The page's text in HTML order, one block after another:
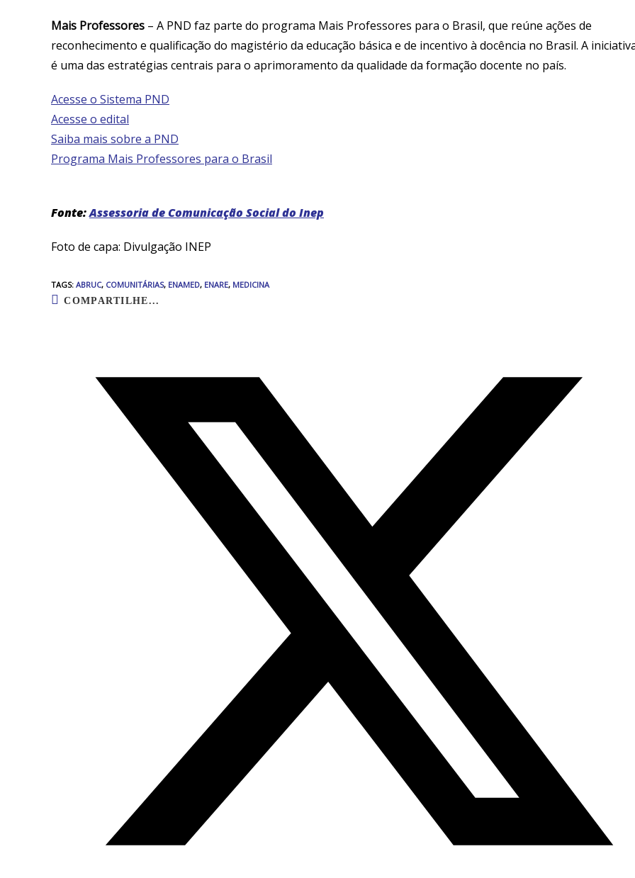
Mais Professores – A PND faz parte do programa Mais Professores para o Brasil, que reúne ações de
reconhecimento e qualificação do magistério da educação básica e de incentivo à docência no Brasil. A
é uma das estratégias centrais para o aprimoramento da qualidade da formação docente no país.
Acesse o Sistema PND
Acesse o edital
Saiba mais sobre a PND
Programa Mais Professores para o Brasil
Fonte:Assessoria de Comunicação Social do Inep
Foto de capa: Divulgação INEP
TAGS: ABRUC, COMUNITÁRIAS, ENAMED, ENARE, MEDICINA
COMPARTILHE...